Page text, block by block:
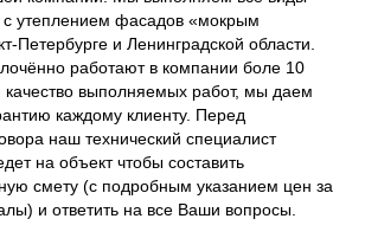
с утеплением фасадов «мокрым
Петербурге и Ленинградской области.
работают в компании боле 10
качество выполняемых работ, мы даем
каждому клиенту. Перед
наш технический специалист
на объект чтобы составить
смету (с подробным указанием цен за
и ответить на все Ваши вопросы.